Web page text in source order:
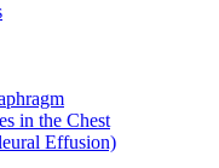
in the Chest
Effusion)